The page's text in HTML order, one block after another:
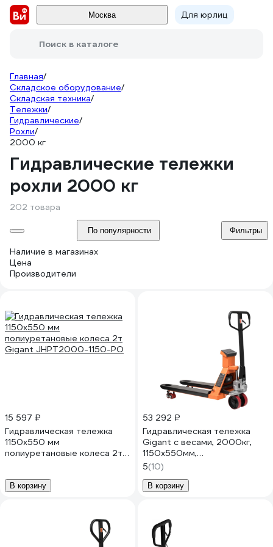
Москва Для юрлиц
Поиск в каталоге
Главная/
Складское оборудование/
Складская техника/
Тележки/
Гидравлические/
Рохли/
2000 кг
Гидравлические тележки
рохли 2000 кг
202 товара
По популярности Фильтры
Наличие в магазинах
Цена
Производители
15 597 ₽
Гидравлическая тележка
1150x550 мм
полиуретановые колеса 2т
В корзину
53 292 ₽
Гидравлическая тележка
Gigant с весами, 2000кг,
1150x550мм,
полиуретановые колеса
JHPT2000-1150-W
5(10)
В корзину